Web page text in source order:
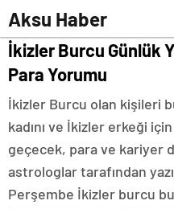
Aksu Haber
İkizler Burcu Günlük
Para Yorumu
İkizler Burcu olan kişileri
kadını ve İkizler erkeği
geçecek, para ve kariyer
astrologlar tarafından
Perşembe İkizler burcu